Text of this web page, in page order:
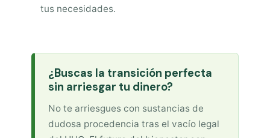
tus necesidades.
¿Buscas la transición perfecta
sin arriesgar tu dinero?
No te arriesgues con sustancias de
dudosa procedencia tras el vacío legal